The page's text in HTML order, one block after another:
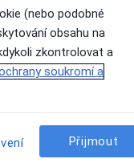
(nebo podobné
obsahu na
zkontrolovat a
soukromí a
Přijmout